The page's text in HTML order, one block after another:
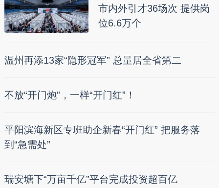
市内外引才36场次 提供岗
位6.6万个
温州再添13家“隐形冠军” 总量居全省第二
不放“开门炮”，一样“开门红”！
平阳滨海新区专班助企新春“开门红” 把服务落
到“急需处”
瑞安塘下“万亩千亿”平台完成投资超百亿